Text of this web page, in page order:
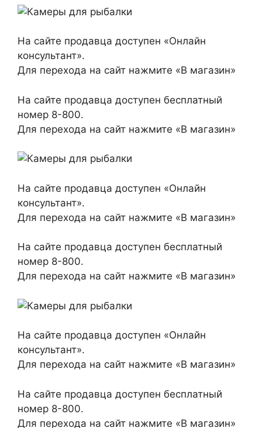
На сайте продавца доступен «Онлайн
консультант».
Для перехода на сайт нажмите «В магазин»
На сайте продавца доступен бесплатный
номер 8-800.
Для перехода на сайт нажмите «В магазин»
На сайте продавца доступен «Онлайн
консультант».
Для перехода на сайт нажмите «В магазин»
На сайте продавца доступен бесплатный
номер 8-800.
Для перехода на сайт нажмите «В магазин»
На сайте продавца доступен «Онлайн
консультант».
Для перехода на сайт нажмите «В магазин»
На сайте продавца доступен бесплатный
номер 8-800.
Для перехода на сайт нажмите «В магазин»